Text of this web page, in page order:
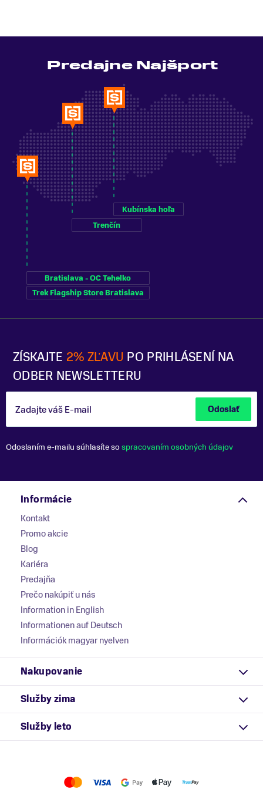
ZÍSKAJTE 2% ZĽAVU PO PRIHLÁSENÍ NA
ODBER NEWSLETTERU
Zadajte váš E-mail Odoslať
Odoslaním e-mailu súhlasíte sospracovaním osobných údajov
Predajne Najšport
Bratislava - OC Tehelko
Trek Flagship Store Bratislava
Trenčín
Kubínska hoľa
Informácie
Kontakt
Promo akcie
Blog
Kariéra
Predajňa
Prečo nakúpiť u nás
Information in English
Informationen auf Deutsch
Információk magyar nyelven
Nakupovanie
Služby zima
Služby leto